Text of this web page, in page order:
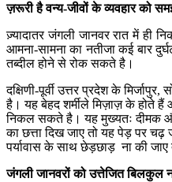
ज़रूरी है वन्य-जीवों के व्यवहार को
ज़्यादातर जंगली जानवर रात में
आमना-सामना का नतीजा कई बार
तब्दील होने से रोक सकते है।
दक्षिणी-पूर्वी उत्तर प्रदेश के
है। यह बेहद शर्मीले मिज़ाज़ के होते
निकल सकते है। यह मुख्यतः दीमक
का छत्ता दिख जाए तो यह पेड़ पर
पर्यावास के साथ छेड़छाड़ ना की
जंगली जानवरों को उत्तेजित बिलकुल